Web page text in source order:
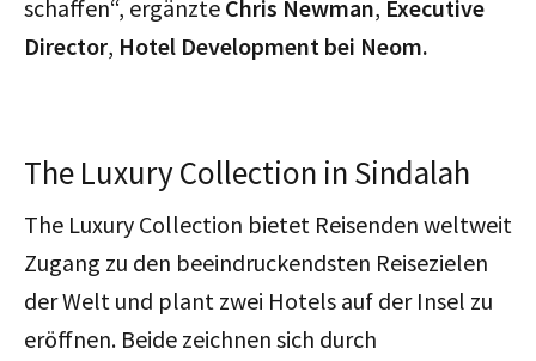
schaffen“, ergänzte Chris Newman, Executive
Director, Hotel Development bei Neom.
The Luxury Collection in Sindalah
The Luxury Collection bietet Reisenden weltweit
Zugang zu den beeindruckendsten Reisezielen
der Welt und plant zwei Hotels auf der Insel zu
eröffnen. Beide zeichnen sich durch